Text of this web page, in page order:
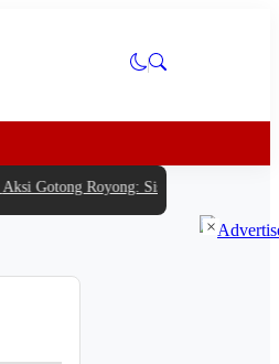
Gotong Royong: Siswa Antusias Bantu
×